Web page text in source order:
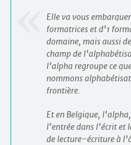
Elle va vous
formatrices et d’1
domaine, mais aussi
champ de
l’alpha regroupe ce
nommons
frontière.
Et en Belgique,
l’entrée dans l’écrit et
de lecture-écriture à